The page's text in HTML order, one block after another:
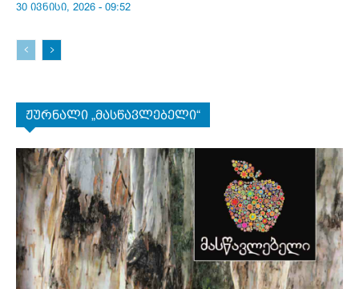
30 ივნისი, 2026 - 09:52
ჟურნალი „მასწავლებელი“